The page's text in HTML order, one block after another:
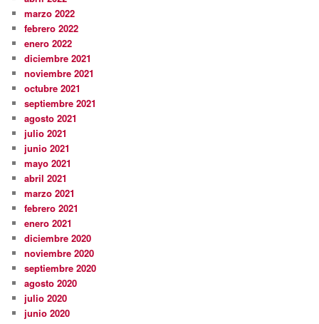
marzo 2022
febrero 2022
enero 2022
diciembre 2021
noviembre 2021
octubre 2021
septiembre 2021
agosto 2021
julio 2021
junio 2021
mayo 2021
abril 2021
marzo 2021
febrero 2021
enero 2021
diciembre 2020
noviembre 2020
septiembre 2020
agosto 2020
julio 2020
junio 2020